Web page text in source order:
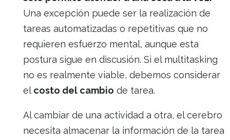
Una excepción puede ser la realización de
tareas automatizadas o repetitivas que no
requieren esfuerzo mental, aunque esta
postura sigue en discusión. Si el multitasking
no es realmente viable, debemos considerar
elcosto del cambio de tarea.
Al cambiar de una actividad a otra, el cerebro
necesita almacenar la información de la tarea